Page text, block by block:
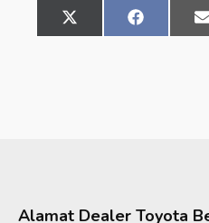
Share
on
X
(Twitter)
Share
on
Alamat Dealer Toyota